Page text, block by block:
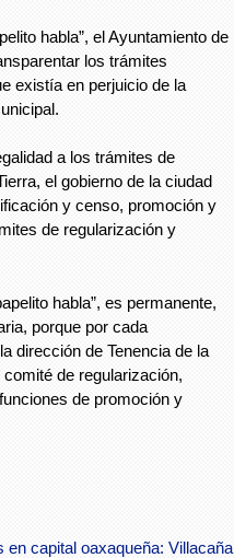
habla”, el Ayuntamiento de
los trámites
existía en perjuicio de la
a los trámites de
el gobierno de la ciudad
y censo, promoción y
de regularización y
habla”, es permanente,
porque por cada
dirección de Tenencia de la
de regularización,
de promoción y
capital oaxaqueña: Villacaña